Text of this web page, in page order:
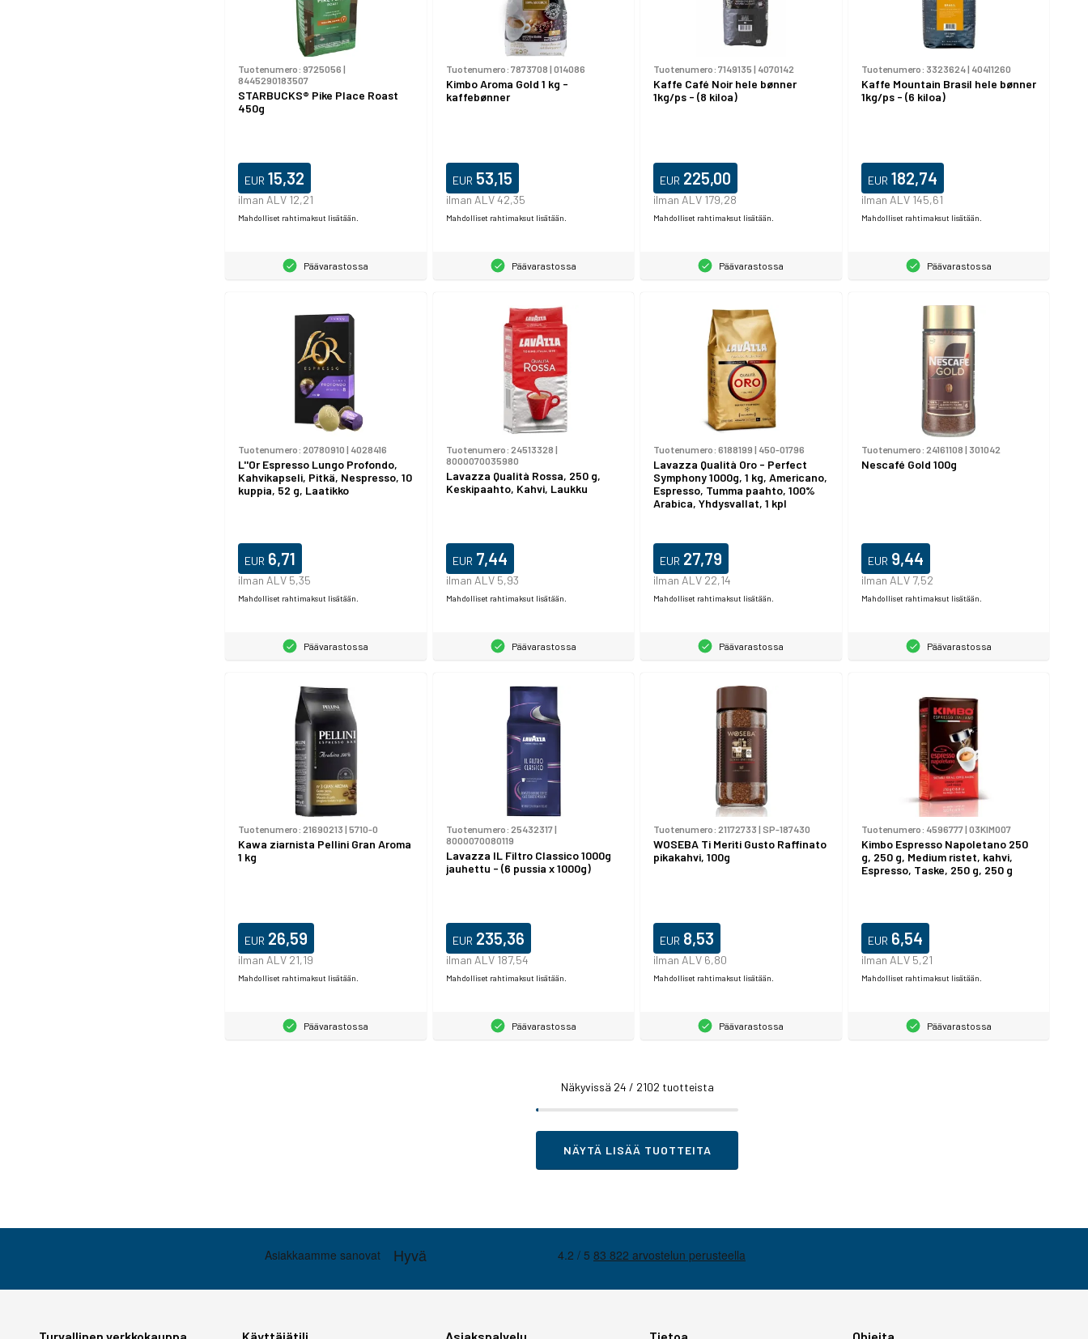
Tuotenumero: 9725056 |
8445290183507
STARBUCKS® Pike Place Roast
450g
EUR 15,32
ilman ALV 12,21
Mahdolliset rahtimaksut lisätään.
Päävarastossa
Tuotenumero: 7873708 | 014086
Kimbo Aroma Gold 1 kg -
kaffebønner
EUR 53,15
ilman ALV 42,35
Mahdolliset rahtimaksut lisätään.
Päävarastossa
Tuotenumero: 7149135 | 4070142
Kaffe Café Noir hele bønner
1kg/ps - (8 kiloa)
EUR 225,00
ilman ALV 179,28
Mahdolliset rahtimaksut lisätään.
Päävarastossa
Tuotenumero: 3323624| 40411260
Kaffe Mountain Brasil hele bønner
1kg/ps - (6 kiloa)
EUR 182,74
ilman ALV 145,61
Mahdolliset rahtimaksut lisätään.
Päävarastossa
Tuotenumero: 20780910 | 4028416
L''Or Espresso Lungo Profondo,
Kahvikapseli, Pitkä, Nespresso, 10
kuppia, 52 g, Laatikko
EUR 6,71
ilman ALV 5,35
Mahdolliset rahtimaksut lisätään.
Päävarastossa
Tuotenumero: 24513328 |
8000070035980
Lavazza Qualità Rossa, 250 g,
Keskipaahto, Kahvi, Laukku
EUR 7,44
ilman ALV 5,93
Mahdolliset rahtimaksut lisätään.
Päävarastossa
Tuotenumero: 6188199 | 450-01796
Lavazza Qualità Oro - Perfect
Symphony 1000g, 1 kg, Americano,
Espresso, Tumma paahto, 100%
Arabica, Yhdysvallat, 1 kpl
EUR 27,79
ilman ALV 22,14
Mahdolliset rahtimaksut lisätään.
Päävarastossa
Tuotenumero: 24161108 | 301042
Nescafé Gold 100g
EUR 9,44
ilman ALV 7,52
Mahdolliset rahtimaksut lisätään.
Päävarastossa
Tuotenumero: 21690213 | 5710-0
Kawa ziarnista Pellini Gran Aroma
1 kg
EUR 26,59
ilman ALV 21,19
Mahdolliset rahtimaksut lisätään.
Päävarastossa
Tuotenumero: 25432317|
8000070080119
Lavazza IL Filtro Classico 1000g
jauhettu - (6 pussia x 1000g)
EUR 235,36
ilman ALV 187,54
Mahdolliset rahtimaksut lisätään.
Päävarastossa
Tuotenumero: 21172733 | SP-187430
WOSEBA Ti Meriti Gusto Raffinato
pikakahvi, 100g
EUR 8,53
ilman ALV 6,80
Mahdolliset rahtimaksut lisätään.
Päävarastossa
Tuotenumero: 4596777| 03KIM007
Kimbo Espresso Napoletano 250
g, 250 g, Medium ristet, kahvi,
Espresso, Taske, 250 g, 250 g
EUR 6,54
ilman ALV 5,21
Mahdolliset rahtimaksut lisätään.
Päävarastossa
Näkyvissä 24 / 2102 tuotteista
NÄYTÄ LISÄÄ TUOTTEITA